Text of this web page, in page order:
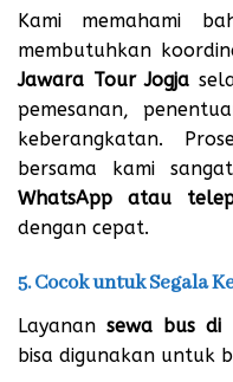
Kami memahami
membutuhkan
Jawara Tour Jogja
pemesanan,
keberangkatan.
bersama kami
WhatsApp atau
dengan cepat.
5. Cocok untuk Segala
Layanansewa bus di
bisa digunakan untuk